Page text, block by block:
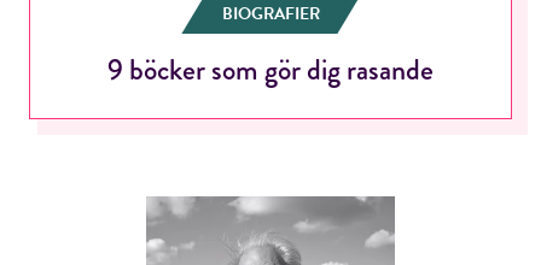
BIOGRAFIER
9 böcker som gör dig rasande